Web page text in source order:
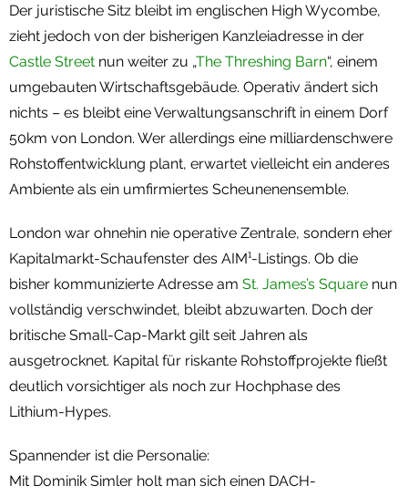
Der juristische Sitz bleibt im englischen High Wycombe,
zieht jedoch von der bisherigen Kanzleiadresse in der
Castle Street nun weiter zu „The Threshing Barn“, einem
umgebauten Wirtschaftsgebäude. Operativ ändert sich
nichts – es bleibt eine Verwaltungsanschrift in einem Dorf
50km von London. Wer allerdings eine milliardenschwere
Rohstoffentwicklung plant, erwartet vielleicht ein anderes
Ambiente als ein umfirmiertes Scheunenensemble.
London war ohnehin nie operative Zentrale, sondern eher
Kapitalmarkt-Schaufenster des AIM¹-Listings. Ob die
bisher kommunizierte Adresse am St. James’s Square nun
vollständig verschwindet, bleibt abzuwarten. Doch der
britische Small-Cap-Markt gilt seit Jahren als
ausgetrocknet. Kapital für riskante Rohstoffprojekte fließt
deutlich vorsichtiger als noch zur Hochphase des
Lithium-Hypes.
Spannender ist die Personalie:
Mit Dominik Simler holt man sich einen DACH-